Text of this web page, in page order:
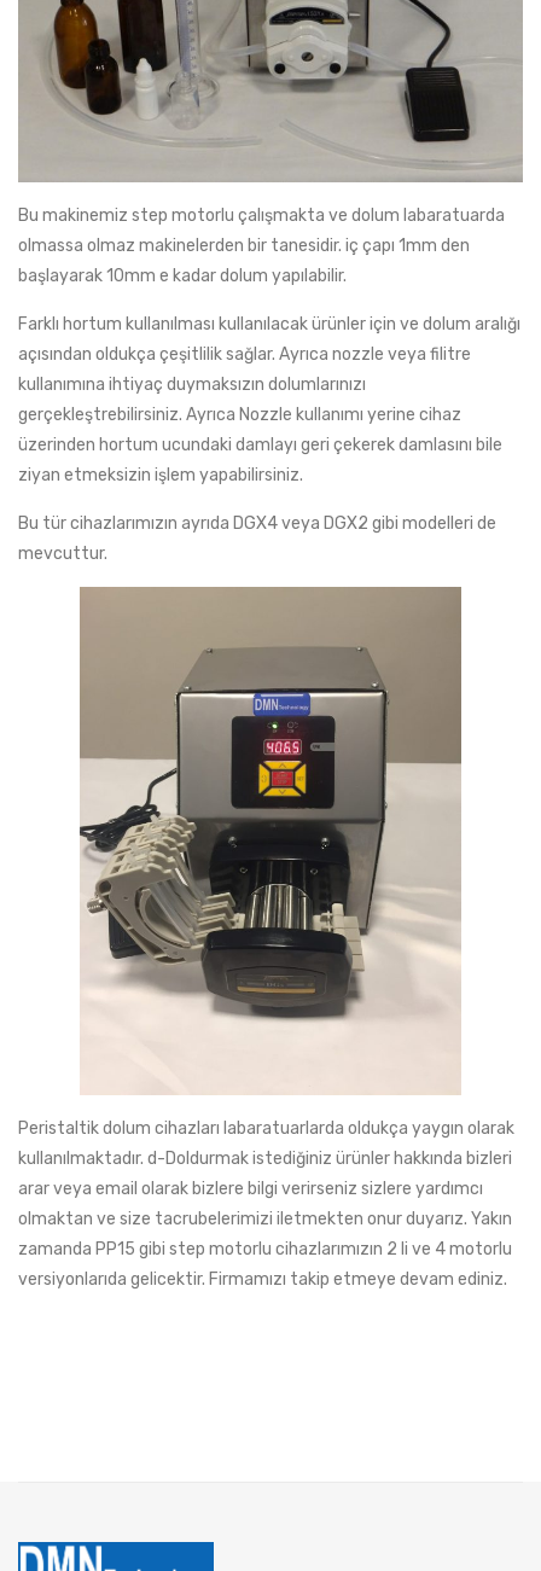
Bu makinemiz step motorlu çalışmakta ve dolum labaratuarda
olmassa olmaz makinelerden bir tanesidir. iç çapı 1mm den
başlayarak 10mm e kadar dolum yapılabilir.
Farklı hortum kullanılması kullanılacak ürünler için ve dolum aralığı
açısından oldukça çeşitlilik sağlar. Ayrıca nozzle veya filitre
kullanımına ihtiyaç duymaksızın dolumlarınızı
gerçekleştrebilirsiniz. Ayrıca Nozzle kullanımı yerine cihaz
üzerinden hortum ucundaki damlayı geri çekerek damlasını bile
ziyan etmeksizin işlem yapabilirsiniz.
Bu tür cihazlarımızın ayrıda DGX4 veya DGX2 gibi modelleri de
mevcuttur.
Peristaltik dolum cihazları labaratuarlarda oldukça yaygın olarak
kullanılmaktadır. d-Doldurmak istediğiniz ürünler hakkında bizleri
arar veya email olarak bizlere bilgi verirseniz sizlere yardımcı
olmaktan ve size tacrubelerimizi iletmekten onur duyarız. Yakın
zamanda PP15 gibi step motorlu cihazlarımızın 2 li ve 4 motorlu
versiyonlarıda gelicektir. Firmamızı takip etmeye devam ediniz.